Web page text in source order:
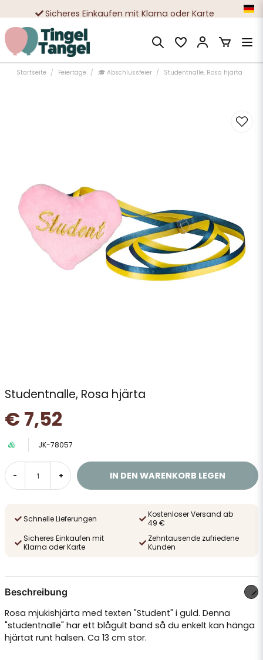
Sicheres Einkaufen mit Klarna oder Karte
Zehntausende zufriedene Kunden
Startseite Feiertage 🎓 Abschlussfeier Studentnalle, Rosa hjärta
Studentnalle, Rosa hjärta
€ 7,52
JK-78057
- + IN DEN WARENKORB LEGEN
Schnelle Lieferungen
Kostenloser Versand ab
49 €
Sicheres Einkaufen mit
Klarna oder Karte
Zehntausende zufriedene
Kunden
Beschreibung
Rosa mjukishjärta med texten "Student" i guld. Denna
"studentnalle" har ett blågult band så du enkelt kan hänga
hjärtat runt halsen. Ca 13 cm stor.